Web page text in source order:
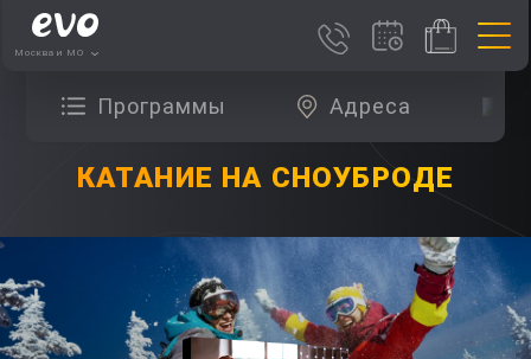
Москва и МО
Программы Адреса
КАТАНИЕ НА СНОУБРОДЕ